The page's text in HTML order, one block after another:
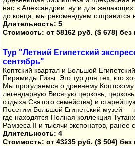
нас в Александрии. ну и для желающих
до конца, мы рекомендуем отправится
Длительность: 5
Стоимость: от 58162 руб. ($ 678) без
Тур "Летний Египетский
сентябрь"
Коптский квартал и Большой
Пирамиды Гизы. Это тур для тех, кто
Мы прогуляемся о древнему Коптскому
легендарную Висячую церковь,
отдыха Святого семейства) и
Посетим Большой Египетский музей —
где находятся Полная коллекция
Рамзеса II и тысячи экспонатов, ранее
Длительность: 4
Стоимость: от 43235 руб. ($ 504) без